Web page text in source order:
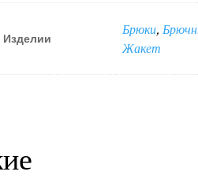
Изделии
Брюки,
Жакет